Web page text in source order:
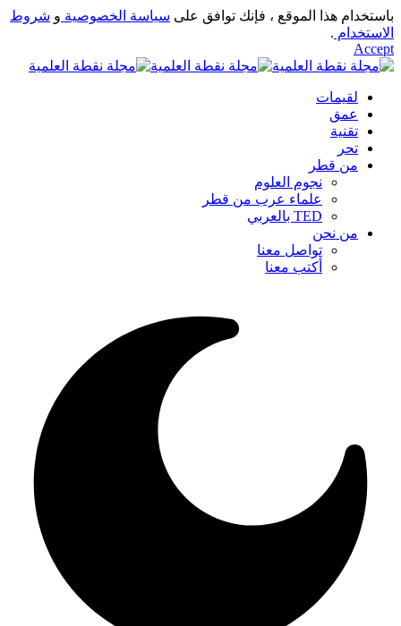
باستخدام هذا الموقع ، فإنك توافق على سياسة الخصوصية و شروط
الاستخدام .
Accept
لقيمات
عمق
تقنية
تحر
من قطر
نجوم العلوم
علماء عرب من قطر
TED بالعربي
من نحن
تواصل معنا
أكتب معنا